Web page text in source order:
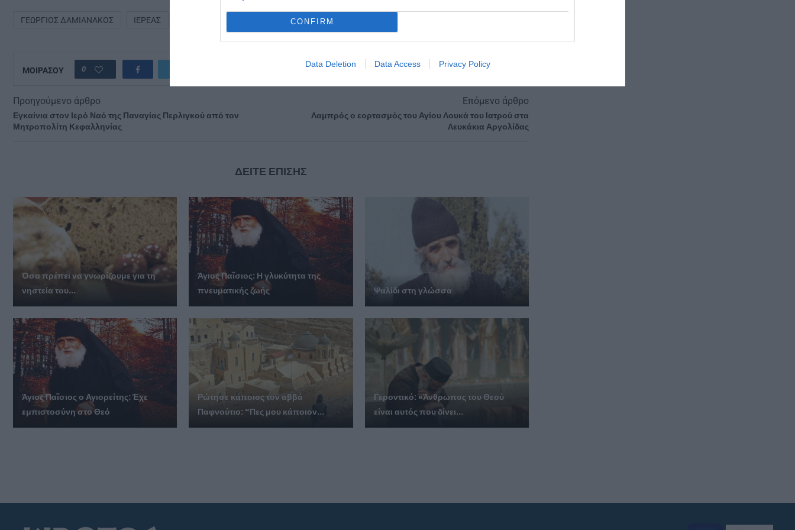
CONFIRM
Data Deletion Data Access Privacy Policy
ΓΕΏΡΓΙΟΣ ΔΑΜΙΑΝΆΚΟΣ ΙΕΡΈΑΣ
ΜΟΙΡΑΣΟΥ 0
Προηγούμενο άρθρο
Εγκαίνια στον Ιερό Ναό της Παναγίας Περλιγκού από τον
Μητροπολίτη Κεφαλληνίας
Επόμενο άρθρο
Λαμπρός ο εορτασμός του Αγίου Λουκά του Ιατρού στα
Λευκάκια Αργολίδας
ΔΕΙΤΕ ΕΠΙΣΗΣ
Όσα πρέπει να γνωρίζουμε για τη
νηστεία του...
Άγιος Παΐσιος: Η γλυκύτητα της
πνευματικής ζωής
Ψαλίδι στη γλώσσα
Άγιος Παΐσιος ο Αγιορείτης: Ἐχε
εμπιστοσύνη στο Θεό
Ρώτησε κάποιος τον αββά
Παφνούτιο: “Πες μου κάποιον...
Γεροντικό: «Άνθρωπος του Θεού
είναι αυτός που δίνει...